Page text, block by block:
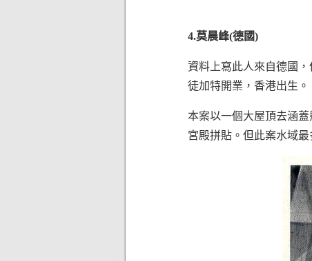
4.莫晨峰(德國)
資料上寫此人來自德國
徒加特開業，香港出生。
本案以一個大屋頂去涵
宮殿拼貼。但此案水域